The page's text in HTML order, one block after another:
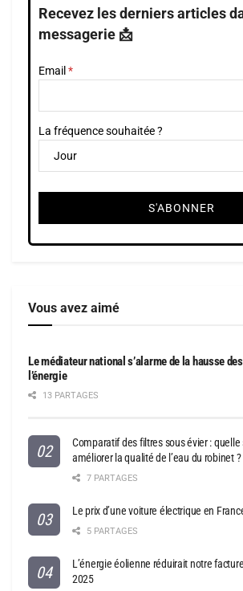
Recevez les derniers articles
messagerie 📩
Email
La fréquence souhaitée ?
Vous avez aimé
Le médiateur national s’alarme de la hausse
l’énergie
13 PARTAGES
Comparatif des filtres sous évier :
améliorer la qualité de l’eau du robinet ?
7 PARTAGES
Le prix d’une voiture électrique en
5 PARTAGES
L’énergie éolienne réduirait notre
2025